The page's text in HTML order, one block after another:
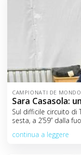
CAMPIONATI DE
Sara Casasola:
Sul difficile circuito di
sesta, a 2’59” dalla
continua a leggere